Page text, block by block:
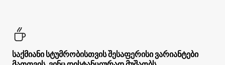
საქმიანი სტუმრობისთვის შესაფერისი ვარიანტები